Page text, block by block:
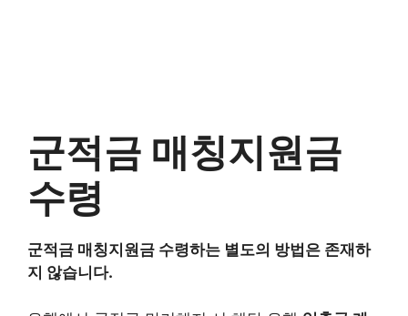
군적금 매칭지원금
수령
군적금 매칭지원금 수령하는 별도의 방법은 존재하
지 않습니다.